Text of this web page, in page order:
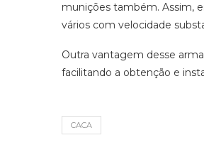
munições também. Assim,
vários com velocidade
Outra vantagem desse
facilitando a obtenção e
CACA